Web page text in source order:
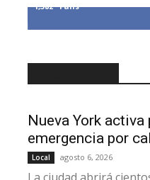
1,382 Fans
Nueva York activa
emergencia por
Local agosto 6, 2026